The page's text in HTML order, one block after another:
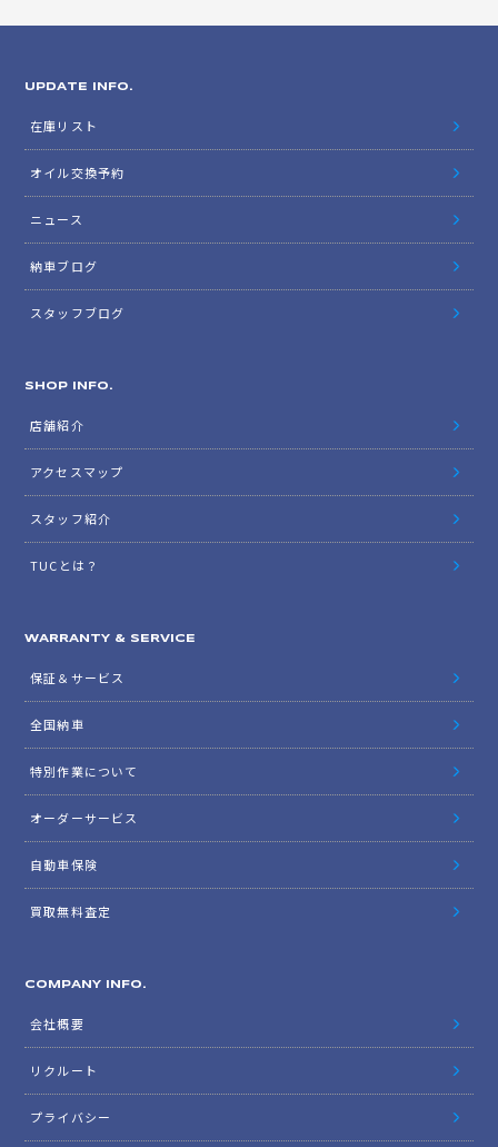
UPDATE INFO.
在庫リスト
オイル交換予約
ニュース
納車ブログ
スタッフブログ
SHOP INFO.
店舗紹介
アクセスマップ
スタッフ紹介
TUCとは？
WARRANTY & SERVICE
保証＆サービス
全国納車
特別作業について
オーダーサービス
自動車保険
買取無料査定
COMPANY INFO.
会社概要
リクルート
プライバシー